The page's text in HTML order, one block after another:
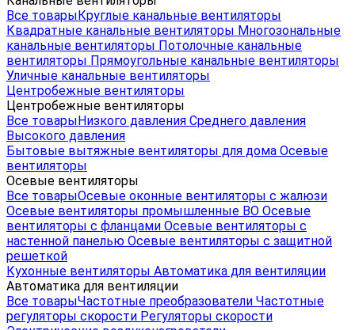
Все товарыКруглые канальные вентиляторы
Квадратные канальные вентиляторы Многозональные
канальные вентиляторы Потолочные канальные
вентиляторы Прямоугольные канальные вентиляторы
Уличные канальные вентиляторы
Центробежные вентиляторы
Центробежные вентиляторы
Все товарыНизкого давления Среднего давления
Высокого давления
Бытовые вытяжные вентиляторы для дома Осевые
вентиляторы
Осевые вентиляторы
Все товарыОсевые оконные вентиляторы с жалюзи
Осевые вентиляторы промышленные ВО Осевые
вентиляторы с фланцами Осевые вентиляторы с
настенной панелью Осевые вентиляторы с защитной
решеткой
Кухонные вентиляторы Автоматика для вентиляции
Автоматика для вентиляции
Все товарыЧастотные преобразователи Частотные
регуляторы скорости Регуляторы скорости